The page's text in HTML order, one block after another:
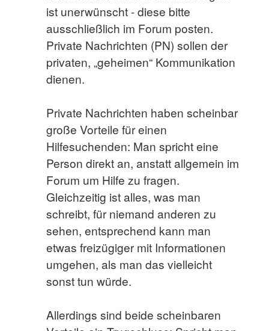
ist unerwünscht - diese bitte
ausschließlich im Forum posten.
Private Nachrichten (PN) sollen der
privaten, „geheimen“ Kommunikation
dienen.
Private Nachrichten haben scheinbar
große Vorteile für einen
Hilfesuchenden: Man spricht eine
Person direkt an, anstatt allgemein im
Forum um Hilfe zu fragen.
Gleichzeitig ist alles, was man
schreibt, für niemand anderen zu
sehen, entsprechend kann man
etwas freizügiger mit Informationen
umgehen, als man das vielleicht
sonst tun würde.
Allerdings sind beide scheinbaren